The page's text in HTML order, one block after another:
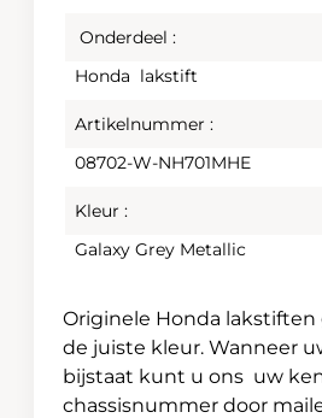
Onderdeel :
Honda lakstift
Artikelnummer :
08702-W-NH701MHE
Kleur :
Galaxy Grey Metallic
Originele Honda lakstiften
de juiste kleur. Wanneer
bijstaat kunt u ons uw
chassisnummer door